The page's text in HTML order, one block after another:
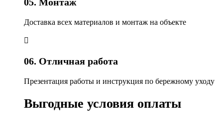
Доставка всех материалов и монтаж на объекте
06. Отличная работа
Презентация работы и инструкция по бережному уходу
Выгодные условия оплаты